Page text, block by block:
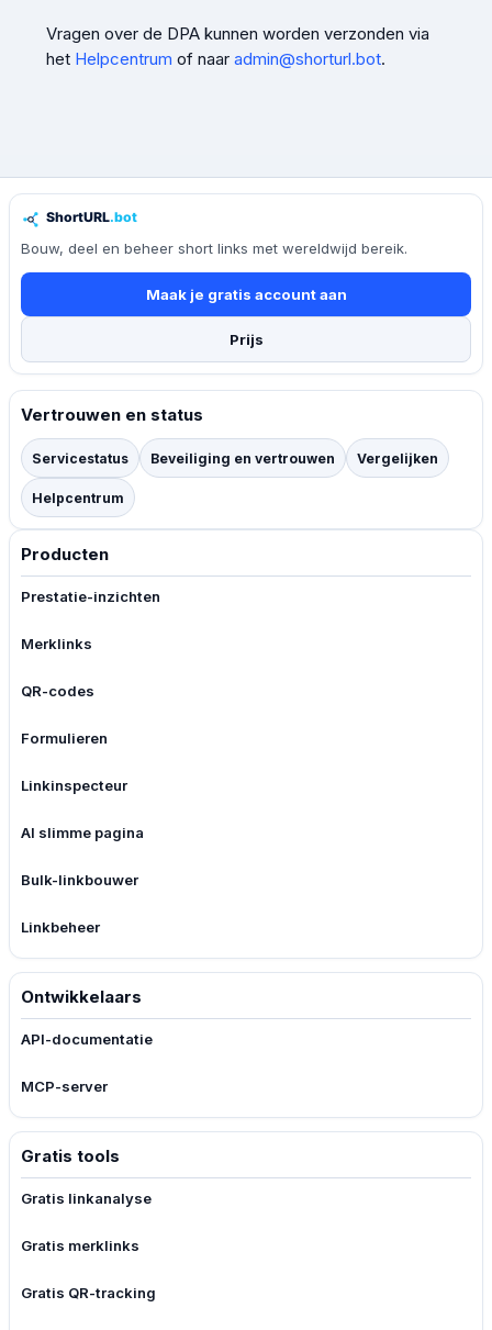
Vragen over de DPA kunnen worden verzonden via
het Helpcentrum of naar admin@shorturl.bot.
Bouw, deel en beheer short links met wereldwijd bereik.
Maak je gratis account aan
Prijs
Vertrouwen en status
Servicestatus Beveiliging en vertrouwen Vergelijken
Helpcentrum
Producten
Prestatie-inzichten
Merklinks
QR-codes
Formulieren
Linkinspecteur
AI slimme pagina
Bulk-linkbouwer
Linkbeheer
Ontwikkelaars
API-documentatie
MCP-server
Gratis tools
Gratis linkanalyse
Gratis merklinks
Gratis QR-tracking